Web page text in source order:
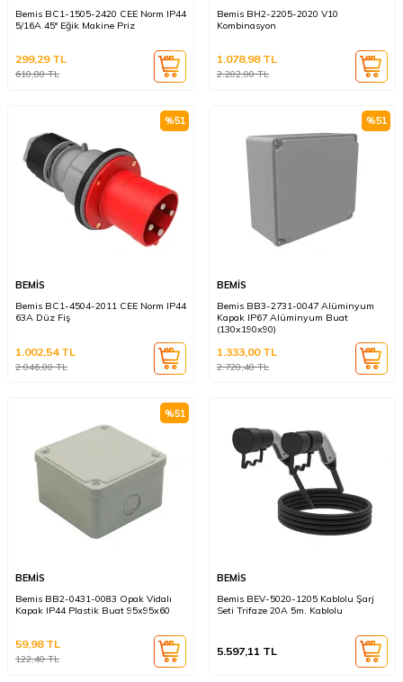
Bemis BC1-1505-2420 CEE Norm IP44
5/16A 45° Eğik Makine Priz
610,80TL
299,29TL
Bemis BH2-2205-2020 V10
Kombinasyon
2.202,00TL
1.078,98TL
%51
BEMİS
Bemis BC1-4504-2011 CEE Norm IP44
63A Düz Fiş
2.046,00TL
1.002,54TL
%51
BEMİS
Bemis BB3-2731-0047 Alüminyum
Kapak IP67 Alüminyum Buat
(130x190x90)
2.720,40TL
1.333,00TL
%51
BEMİS
Bemis BB2-0431-0083 Opak Vidalı
Kapak IP44 Plastik Buat 95x95x60
122,40TL
59,98TL
BEMİS
Bemis BEV-5020-1205 Kablolu Şarj
Seti Trifaze 20A 5m. Kablolu
5.597,11 TL